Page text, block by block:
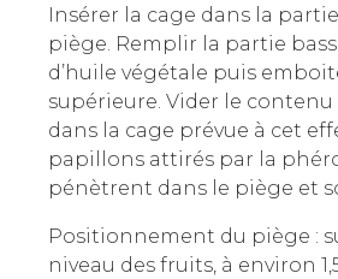
Insérer la cage dans la
piège. Remplir la partie
d’huile végétale puis
supérieure. Vider le
dans la cage prévue à cet
papillons attirés par la
pénètrent dans le piège et
Positionnement du piège :
niveau des fruits, à environ